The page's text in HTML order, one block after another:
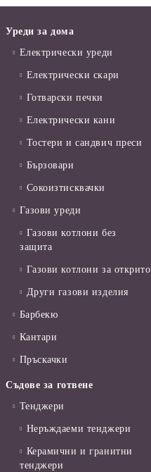
Уреди за дома
Електрически уреди
Електрически скари
Готварски печки
Електрически кани
Тостери и сандвич преси
Бързовари
Сокоизтисквачки
Газови уреди
Газови котлони без
защита
Газови котлони за открито
Други газови изделия
Барбекю
Кантари
Пръскачки
Съдове за готвене
Тенджери
Неръждаеми тенджери
Керамични и гранитни
тенджери